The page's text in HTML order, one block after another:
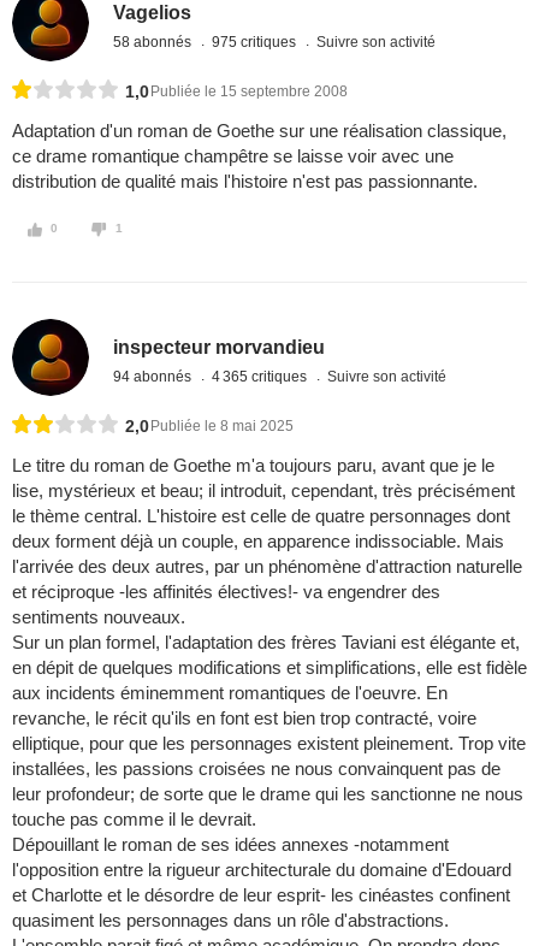
Vagelios
58 abonnés 975 critiques Suivre son activité
1,0 Publiée le 15 septembre 2008
Adaptation d'un roman de Goethe sur une réalisation classique,
ce drame romantique champêtre se laisse voir avec une
distribution de qualité mais l'histoire n'est pas passionnante.
0 1
inspecteur morvandieu
94 abonnés 4 365 critiques Suivre son activité
2,0 Publiée le 8 mai 2025
Le titre du roman de Goethe m'a toujours paru, avant que je le
lise, mystérieux et beau; il introduit, cependant, très précisément
le thème central. L'histoire est celle de quatre personnages dont
deux forment déjà un couple, en apparence indissociable. Mais
l'arrivée des deux autres, par un phénomène d'attraction naturelle
et réciproque -les affinités électives!- va engendrer des
sentiments nouveaux.
Sur un plan formel, l'adaptation des frères Taviani est élégante et,
en dépit de quelques modifications et simplifications, elle est fidèle
aux incidents éminemment romantiques de l'oeuvre. En
revanche, le récit qu'ils en font est bien trop contracté, voire
elliptique, pour que les personnages existent pleinement. Trop vite
installées, les passions croisées ne nous convainquent pas de
leur profondeur; de sorte que le drame qui les sanctionne ne nous
touche pas comme il le devrait.
Dépouillant le roman de ses idées annexes -notamment
l'opposition entre la rigueur architecturale du domaine d'Edouard
et Charlotte et le désordre de leur esprit- les cinéastes confinent
quasiment les personnages dans un rôle d'abstractions.